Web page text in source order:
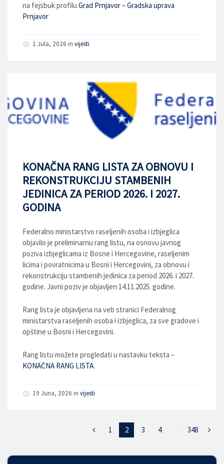
na fejsbuk profilu Grad Prnjavor – Gradska uprava
Prnjavor
1 Jula, 2026 in vijesti
KONAČNA RANG LISTA ZA OBNOVU I
REKONSTRUKCIJU STAMBENIH
JEDINICA ZA PERIOD 2026. I 2027.
GODINA
Federalno ministarstvo raseljenih osoba i izbjeglica
objavilo je preliminarnu rang listu, na osnovu javnog
poziva izbjeglicama iz Bosne i Hercegovine, raseljenim
licima i povratnicima u Bosni i Hercegovini, za obnovu i
rekonstrukciju stambenih jedinica za period 2026. i 2027.
godine. Javni poziv je objavljen 14.11.2025. godine.
Rang lista je objavljena na veb stranici Federalnog
ministarstva raseljenih osoba i izbjeglica, za sve gradove i
opštine u Bosni i Hercegovini.
Rang listu možete progledati u nastavku teksta –
KONAČNA RANG LISTA.
19 Juna, 2026 in vijesti
1 2 3 4 … 348